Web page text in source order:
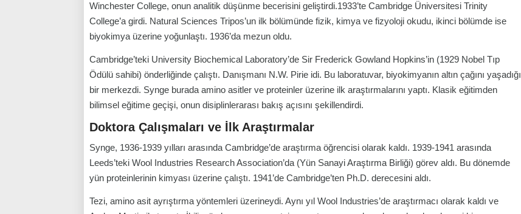
Winchester College, onun analitik düşünme becerisini geliştirdi.1933’te Cambridge Üniversitesi Trinity
College’a girdi. Natural Sciences Tripos’un ilk bölümünde fizik, kimya ve fizyoloji okudu, ikinci bölümde ise
biyokimya üzerine yoğunlaştı. 1936’da mezun oldu.
Cambridge’teki University Biochemical Laboratory’de Sir Frederick Gowland Hopkins’in (1929 Nobel Tıp
Ödülü sahibi) önderliğinde çalıştı. Danışmanı N.W. Pirie idi. Bu laboratuvar, biyokimyanın altın çağını yaşadığı
bir merkezdi. Synge burada amino asitler ve proteinler üzerine ilk araştırmalarını yaptı. Klasik eğitimden
bilimsel eğitime geçişi, onun disiplinlerarası bakış açısını şekillendirdi.
Doktora Çalışmaları ve İlk Araştırmalar
Synge, 1936-1939 yılları arasında Cambridge’de araştırma öğrencisi olarak kaldı. 1939-1941 arasında
Leeds’teki Wool Industries Research Association’da (Yün Sanayi Araştırma Birliği) görev aldı. Bu dönemde
yün proteinlerinin kimyası üzerine çalıştı. 1941’de Cambridge’ten Ph.D. derecesini aldı.
Tezi, amino asit ayrıştırma yöntemleri üzerineydi. Aynı yıl Wool Industries’de araştırmacı olarak kaldı ve